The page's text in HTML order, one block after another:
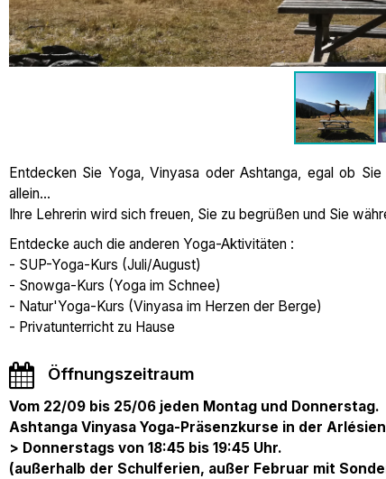
Entdecken Sie Yoga, Vinyasa oder Ashtanga, egal ob
allein...
Ihre Lehrerin wird sich freuen, Sie zu begrüßen und Sie
Entdecke auch die anderen Yoga-Aktivitäten :
- SUP-Yoga-Kurs (Juli/August)
- Snowga-Kurs (Yoga im Schnee)
- Natur'Yoga-Kurs (Vinyasa im Herzen der Berge)
- Privatunterricht zu Hause
Öffnungszeitraum
Vom 22/09 bis 25/06 jeden Montag und Donnerstag.
Ashtanga Vinyasa Yoga-Präsenzkurse in der
> Donnerstags von 18:45 bis 19:45 Uhr.
(außerhalb der Schulferien, außer Februar mit